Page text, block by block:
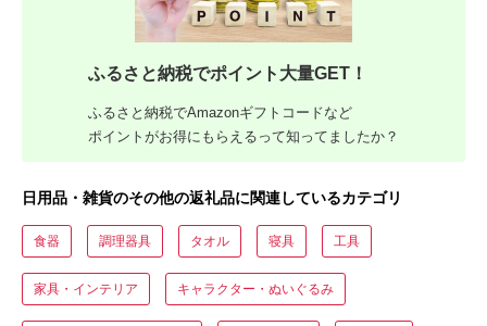
ふるさと納税でポイント大量GET！
ふるさと納税でAmazonギフトコードなど
ポイントがお得にもらえるって知ってましたか？
日用品・雑貨のその他の返礼品に関連しているカテゴリ
食器 調理器具 タオル 寝具 工具
家具・インテリア キャラクター・ぬいぐるみ